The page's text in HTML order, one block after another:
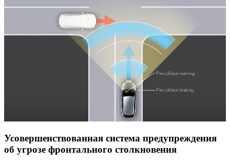
Усовершенствованная система предупреждения
об угрозе фронтального столкновения